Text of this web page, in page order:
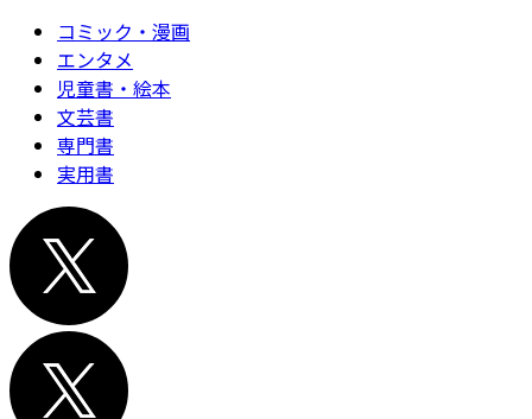
コミック・漫画
エンタメ
児童書・絵本
文芸書
専門書
実用書